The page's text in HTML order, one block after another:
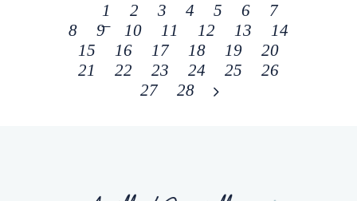
1 2 3 4 5 6
7
8
9 10 11 12 13
14
15
16 17 18 19
20
21
22 23 24 25
26
27
28